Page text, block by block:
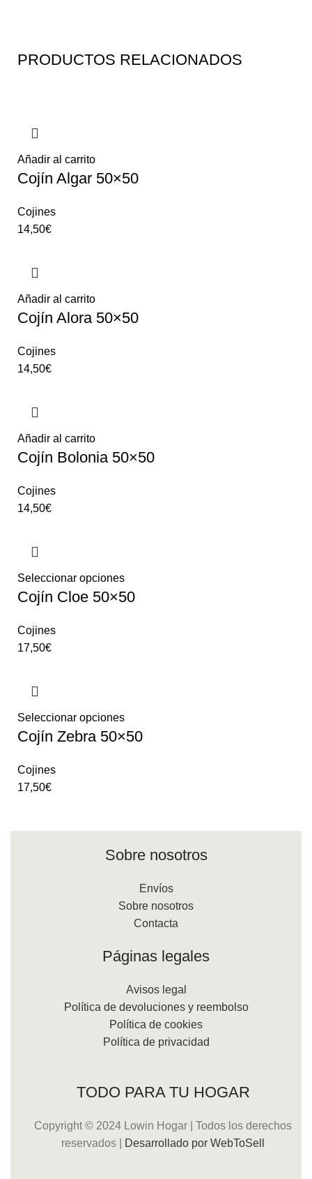
PRODUCTOS RELACIONADOS
Añadir al carrito
Cojín Algar 50×50
Cojines
14,50€
Añadir al carrito
Cojín Alora 50×50
Cojines
14,50€
Añadir al carrito
Cojín Bolonia 50×50
Cojines
14,50€
Seleccionar opciones
Cojín Cloe 50×50
Cojines
17,50€
Seleccionar opciones
Cojín Zebra 50×50
Cojines
17,50€
Sobre nosotros
Envíos
Sobre nosotros
Contacta
TODO PARA TU HOGAR
Copyright © 2024 Lowin Hogar | Todos los derechos
reservados |
Desarrollado por WebToSell
Páginas legales
Avisos legal
Política de devoluciones y reembolso
Política de cookies
Política de privacidad